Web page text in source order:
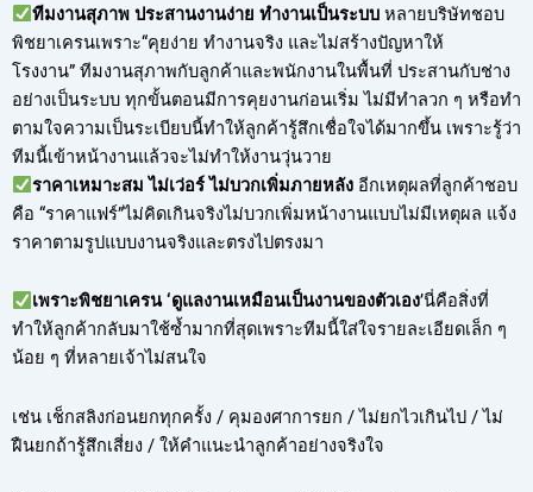
ทีมงานสุภาพ ประสานงานง่าย ทำงานเป็นระบบ หลายบริษัทชอบ
พิชยาเครนเพราะ“คุยง่าย ทำงานจริง และไม่สร้างปัญหาให้
โรงงาน” ทีมงานสุภาพกับลูกค้าและพนักงานในพื้นที่ ประสานกับช่าง
อย่างเป็นระบบ ทุกขั้นตอนมีการคุยงานก่อนเริ่ม ไม่มีทำลวก ๆ หรือทำ
ตามใจความเป็นระเบียบนี้ทำให้ลูกค้ารู้สึกเชื่อใจได้มากขึ้น เพราะรู้ว่า
ทีมนี้เข้าหน้างานแล้วจะไม่ทำให้งานวุ่นวาย
ราคาเหมาะสม ไม่เว่อร์ ไม่บวกเพิ่มภายหลังอีกเหตุผลที่ลูกค้าชอบ
คือ “ราคาแฟร์”ไม่คิดเกินจริงไม่บวกเพิ่มหน้างานแบบไม่มีเหตุผล แจ้ง
ราคาตามรูปแบบงานจริงและตรงไปตรงมา
เพราะพิชยาเครน ‘ดูแลงานเหมือนเป็นงานของตัวเอง’นี่คือสิ่งที่
ทำให้ลูกค้ากลับมาใช้ซ้ำมากที่สุดเพราะทีมนี้ใส่ใจรายละเอียดเล็ก ๆ
น้อย ๆ ที่หลายเจ้าไม่สนใจ
เช่น เช็กสลิงก่อนยกทุกครั้ง / คุมองศาการยก / ไม่ยกไวเกินไป / ไม่
ฝืนยกถ้ารู้สึกเสี่ยง / ให้คำแนะนำลูกค้าอย่างจริงใจ